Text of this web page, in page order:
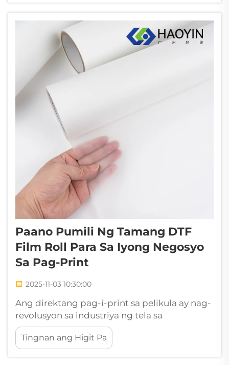
ng pag-print, ang mga aplikasyon ng
pelikula ng dtf ay maaaring magpakita ng
iba't ibang mga hamon...
Paano Pumili Ng Tamang DTF
Film Roll Para Sa Iyong Negosyo
Sa Pag-Print
2025-11-03 10:30:00
Ang direktang pag-i-print sa pelikula ay nag-
revolusyon sa industriya ng tela sa
pamamagitan ng pag-aalok ng mas
mahusay na pag-reproduce ng kulay,
katatagan, at kakayahang magamit kumpara
Tingnan ang Higit Pa